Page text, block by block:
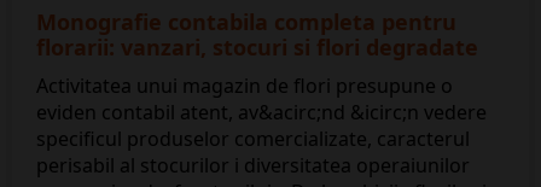
Monografie contabila completa pentru
florarii: vanzari, stocuri si flori degradate
Activitatea unui magazin de flori presupune o
eviden contabil atent, av&acirc;nd &icirc;n vedere
specificul produselor comercializate, caracterul
perisabil al stocurilor i diversitatea operaiunilor